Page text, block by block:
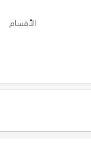
الأقسام